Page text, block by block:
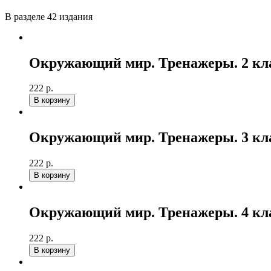
В разделе 42 издания
Окружающий мир. Тренажеры. 2
222 р.
В корзину
Окружающий мир. Тренажеры. 3
222 р.
В корзину
Окружающий мир. Тренажеры. 4
222 р.
В корзину